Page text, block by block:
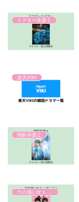
ドクター弁護士
楽天VIKI
朝鮮弁護士